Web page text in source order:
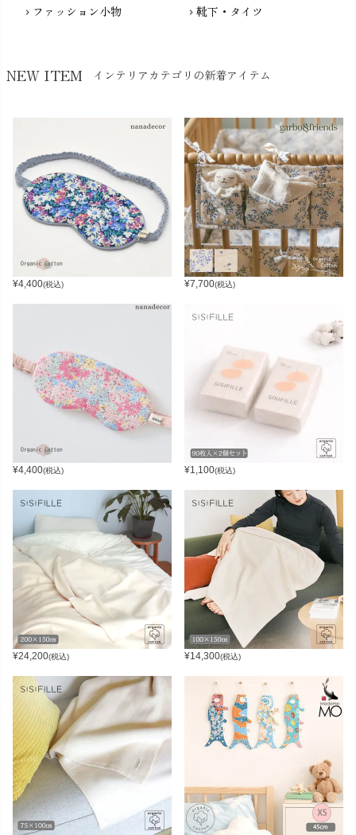
chevron_right ファッション小物 chevron_right 靴下・タイツ
NEW ITEM インテリアカテゴリの新着アイテム
¥4,400(税込) ¥7,700(税込)
¥4,400(税込) ¥1,100(税込)
¥24,200(税込) ¥14,300(税込)